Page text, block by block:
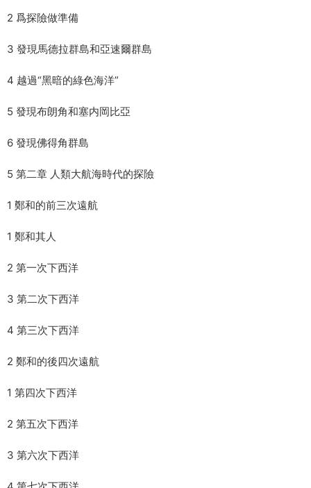
2 爲探險做準備
3 發現馬德拉群島和亞速爾群島
4 越過“黑暗的綠色海洋”
5 發現布朗角和塞内岡比亞
6 發現佛得角群島
5 第二章 人類大航海時代的探險
1 鄭和的前三次遠航
1 鄭和其人
2 第一次下西洋
3 第二次下西洋
4 第三次下西洋
2 鄭和的後四次遠航
1 第四次下西洋
2 第五次下西洋
3 第六次下西洋